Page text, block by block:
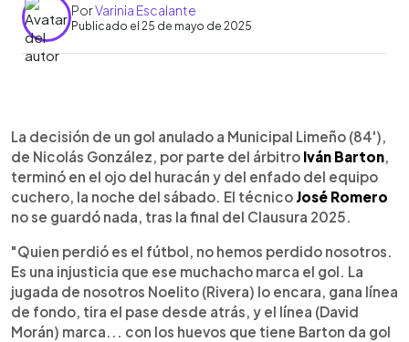
PorVarinia Escalante
Publicado el 25 de mayo de 2025
► Escuchar artículo
La decisión de un gol anulado a Municipal Limeño (84'),
de Nicolás González, por parte del árbitro Iván Barton,
terminó en el ojo del huracán y del enfado del equipo
cuchero, la noche del sábado. El técnico José Romero
no se guardó nada, tras la final del Clausura 2025.
"Quien perdió es el fútbol, no hemos perdido nosotros.
Es una injusticia que ese muchacho marca el gol. La
jugada de nosotros Noelito (Rivera) lo encara, gana línea
de fondo, tira el pase desde atrás, y el línea (David
Morán) marca... con los huevos que tiene Barton da gol